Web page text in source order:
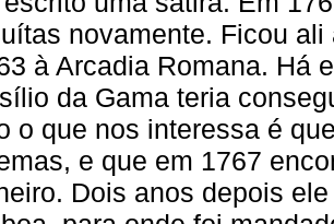
novamente. Ficou
à Arcadia Romana. Há
da Gama teria
o que nos interessa é
e que em 1767
Dois anos depois